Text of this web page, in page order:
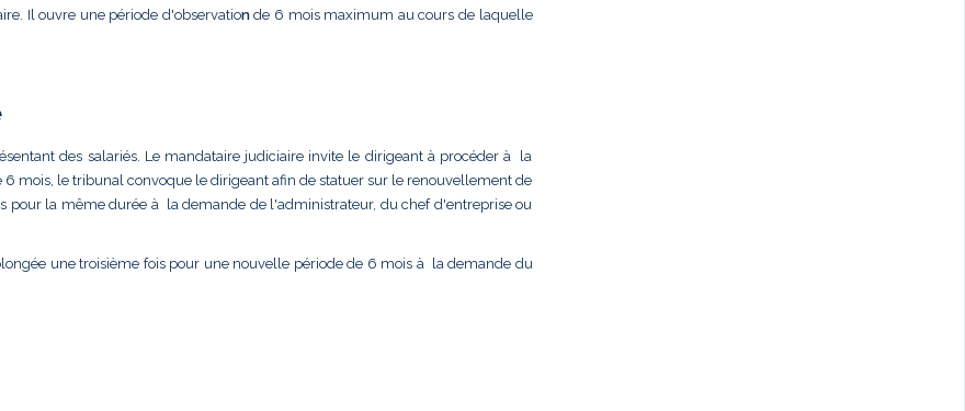
Il ouvre une période d'observationde 6 mois maximum au cours de laquelle
des salariés. Le mandataire judiciaire invite le dirigeant à procéder à la
mois, le tribunal convoque le dirigeant afin de statuer sur le renouvellement de
pour la même durée à la demande de l'administrateur, du chef d'entreprise ou
une troisième fois pour une nouvelle période de 6 mois à la demande du